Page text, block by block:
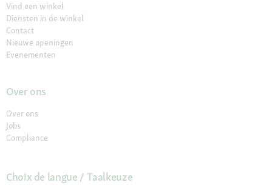
Vind een winkel
Diensten in de winkel
Contact
Nieuwe openingen
Evenementen
Over ons
Over ons
Jobs
Compliance
Choix de langue / Taalkeuze